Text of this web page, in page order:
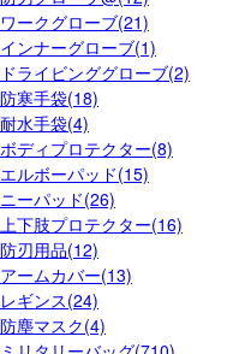
ワークグローブ(21)
インナーグローブ(1)
ドライビンググローブ(2)
防寒手袋(18)
耐水手袋(4)
ボディプロテクター(8)
エルボーパッド(15)
ニーパッド(26)
上下肢プロテクター(16)
防刃用品(12)
アームカバー(13)
レギンス(24)
防塵マスク(4)